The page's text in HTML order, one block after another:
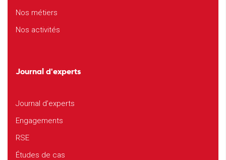
Nos métiers
Nos activités
Journal d'experts
Journal d’experts
Engagements
RSE
Études de cas